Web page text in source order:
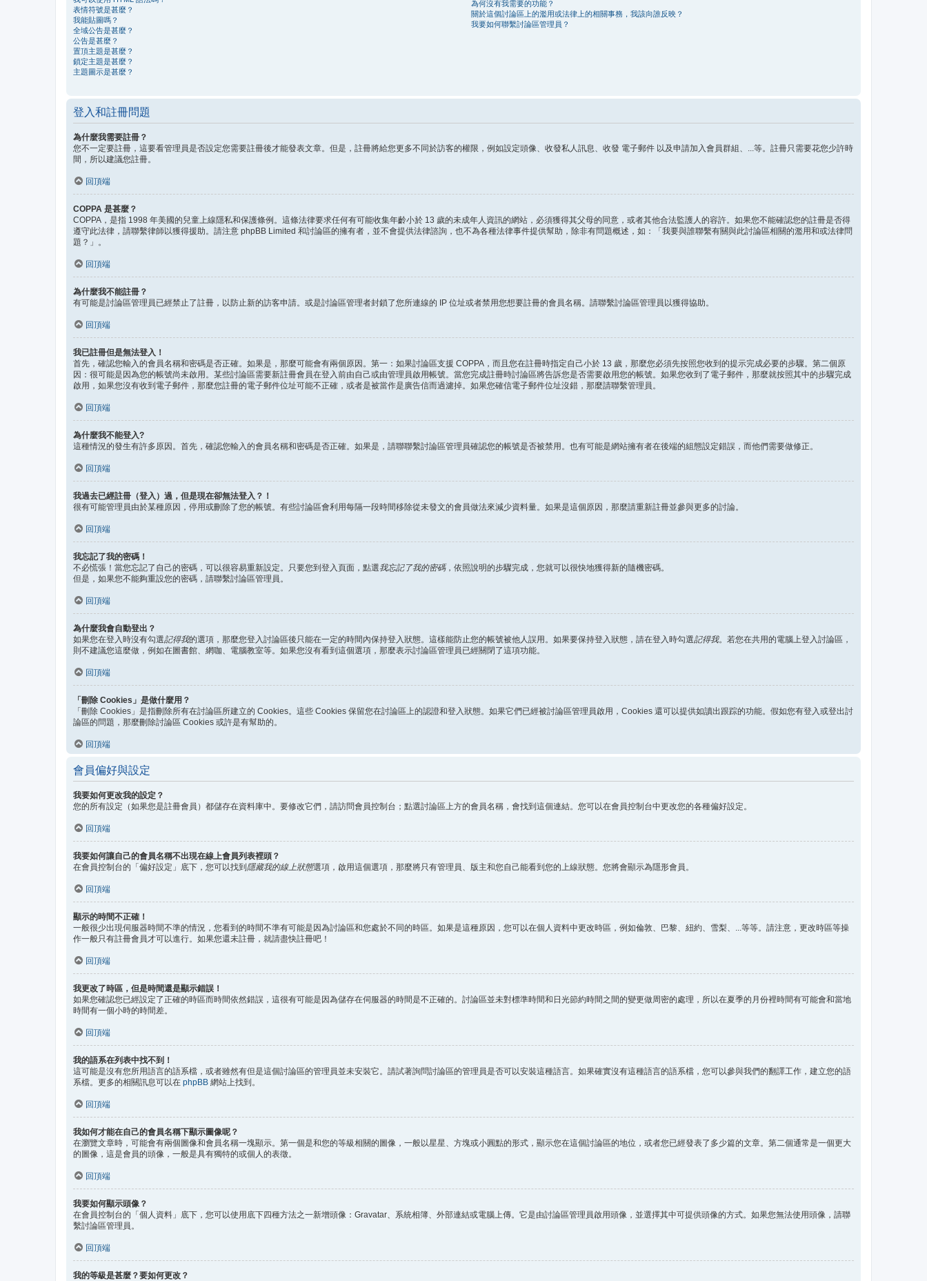
表情符號是甚麼？
我能貼圖嗎？
全域公告是甚麼？
公告是甚麼？
置頂主題是甚麼？
鎖定主題是甚麼？
主題圖示是甚麼？
為何沒有我需要的功能？
關於這個討論區上的濫用或法律上的相關事務，我該向誰反映？
我要如何聯繫討論區管理員？
登入和註冊問題
為什麼我需要註冊？
您不一定要註冊，這要看管理員是否設定您需要註冊後才能發表文章。但是，註冊將給您更多不同於訪客的權限，例如設定頭像、收發私人訊息、收發 電子郵件 以及申請加入會員群組、...等。註冊只需要花您少許時
間，所以建議您註冊。
回頂端
COPPA 是甚麼？
COPPA，是指 1998 年美國的兒童上線隱私和保護條例。這條法律要求任何有可能收集年齡小於 13 歲的未成年人資訊的網站，必須獲得其父母的同意，或者其他合法監護人的容許。如果您不能確認您的註冊是否得
遵守此法律，請聯繫律師以獲得援助。請注意 phpBB Limited 和討論區的擁有者，並不會提供法律諮詢，也不為各種法律事件提供幫助，除非有問題概述，如：「我要與誰聯繫有關與此討論區相關的濫用和或法律問
題？」。
回頂端
為什麼我不能註冊？
有可能是討論區管理員已經禁止了註冊，以防止新的訪客申請。或是討論區管理者封鎖了您所連線的 IP 位址或者禁用您想要註冊的會員名稱。請聯繫討論區管理員以獲得協助。
回頂端
我已註冊但是無法登入！
首先，確認您輸入的會員名稱和密碼是否正確。如果是，那麼可能會有兩個原因。第一：如果討論區支援 COPPA，而且您在註冊時指定自己小於 13 歲，那麼您必須先按照您收到的提示完成必要的步驟。第二個原
因：很可能是因為您的帳號尚未啟用。某些討論區需要新註冊會員在登入前由自己或由管理員啟用帳號。當您完成註冊時討論區將告訴您是否需要啟用您的帳號。如果您收到了電子郵件，那麼就按照其中的步驟完成
啟用，如果您沒有收到電子郵件，那麼您註冊的電子郵件位址可能不正確，或者是被當作是廣告信而過濾掉。如果您確信電子郵件位址沒錯，那麼請聯繫管理員。
回頂端
為什麼我不能登入?
這種情況的發生有許多原因。首先，確認您輸入的會員名稱和密碼是否正確。如果是，請聯聯繫討論區管理員確認您的帳號是否被禁用。也有可能是網站擁有者在後端的組態設定錯誤，而他們需要做修正。
回頂端
我過去已經註冊（登入）過，但是現在卻無法登入？！
很有可能管理員由於某種原因，停用或刪除了您的帳號。有些討論區會利用每隔一段時間移除從未發文的會員做法來減少資料量。如果是這個原因，那麼請重新註冊並參與更多的討論。
回頂端
我忘記了我的密碼！
不必慌張！當您忘記了自己的密碼，可以很容易重新設定。只要您到登入頁面，點選我忘記了我的密碼，依照說明的步驟完成，您就可以很快地獲得新的隨機密碼。
但是，如果您不能夠重設您的密碼，請聯繫討論區管理員。
回頂端
為什麼我會自動登出？
如果您在登入時沒有勾選記得我的選項，那麼您登入討論區後只能在一定的時間內保持登入狀態。這樣能防止您的帳號被他人誤用。如果要保持登入狀態，請在登入時勾選記得我。若您在共用的電腦上登入討論區，
則不建議您這麼做，例如在圖書館、網咖、電腦教室等。如果您沒有看到這個選項，那麼表示討論區管理員已經關閉了這項功能。
回頂端
「刪除 Cookies」是做什麼用？
「刪除 Cookies」是指刪除所有在討論區所建立的 Cookies。這些 Cookies 保留您在討論區上的認證和登入狀態。如果它們已經被討論區管理員啟用，Cookies 還可以提供如讀出跟踪的功能。假如您有登入或登出討
論區的問題，那麼刪除討論區 Cookies 或許是有幫助的。
回頂端
會員偏好與設定
我要如何更改我的設定？
您的所有設定（如果您是註冊會員）都儲存在資料庫中。要修改它們，請訪問會員控制台；點選討論區上方的會員名稱，會找到這個連結。您可以在會員控制台中更改您的各種偏好設定。
回頂端
我要如何讓自己的會員名稱不出現在線上會員列表裡頭？
在會員控制台的「偏好設定」底下，您可以找到 隱藏我的線上狀態選項，啟用這個選項，那麼將只有管理員、版主和您自己能看到您的上線狀態。您將會顯示為隱形會員。
回頂端
顯示的時間不正確！
一般很少出現伺服器時間不準的情況，您看到的時間不準有可能是因為討論區和您處於不同的時區。如果是這種原因，您可以在個人資料中更改時區，例如倫敦、巴黎、紐約、雪梨、...等等。請注意，更改時區等操
作一般只有註冊會員才可以進行。如果您還未註冊，就請盡快註冊吧！
回頂端
我更改了時區，但是時間還是顯示錯誤！
如果您確認您已經設定了正確的時區而時間依然錯誤，這很有可能是因為儲存在伺服器的時間是不正確的。討論區並未對標準時間和日光節約時間之間的變更做周密的處理，所以在夏季的月份裡時間有可能會和當地
時間有一個小時的時間差。
回頂端
我的語系在列表中找不到！
這可能是沒有您所用語言的語系檔，或者雖然有但是這個討論區的管理員並未安裝它。請試著詢問討論區的管理員是否可以安裝這種語言。如果確實沒有這種語言的語系檔，您可以參與我們的翻譯工作，建立您的語
系檔。更多的相關訊息可以在 phpBB 網站上找到。
回頂端
我如何才能在自己的會員名稱下顯示圖像呢？
在瀏覽文章時，可能會有兩個圖像和會員名稱一塊顯示。第一個是和您的等級相關的圖像，一般以星星、方塊或小圓點的形式，顯示您在這個討論區的地位，或者您已經發表了多少篇的文章。第二個通常是一個更大
的圖像，這是會員的頭像，一般是具有獨特的或個人的表徵。
回頂端
我要如何顯示頭像？
在會員控制台的「個人資料」底下，您可以使用底下四種方法之一新增頭像：Gravatar、系統相簿、外部連結或電腦上傳。它是由討論區管理員啟用頭像，並選擇其中可提供頭像的方式。如果您無法使用頭像，請聯
繫討論區管理員。
回頂端
我的等級是甚麼？要如何更改？